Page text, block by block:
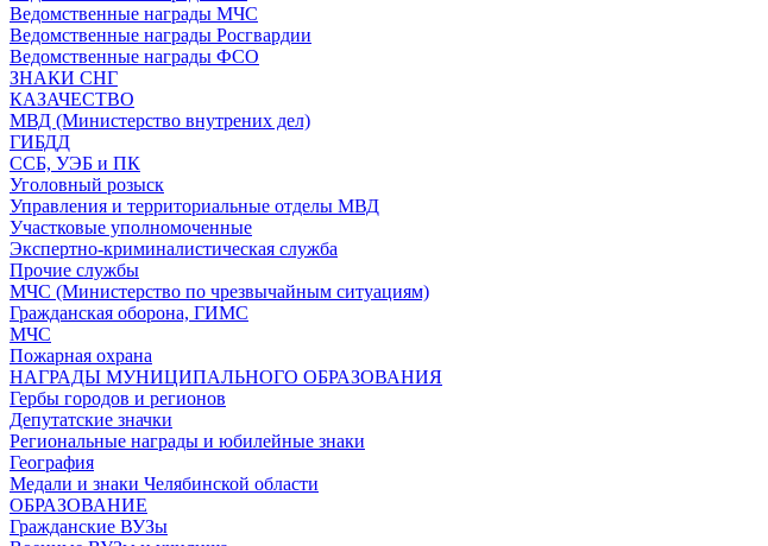
Ведомственные награды МЧС
Ведомственные награды Росгвардии
Ведомственные награды ФСО
ЗНАКИ СНГ
КАЗАЧЕСТВО
МВД (Министерство внутрених дел)
ГИБДД
ССБ, УЭБ и ПК
Уголовный розыск
Управления и территориальные отделы МВД
Участковые уполномоченные
Экспертно-криминалистическая служба
Прочие службы
МЧС (Министерство по чрезвычайным ситуациям)
Гражданская оборона, ГИМС
МЧС
Пожарная охрана
НАГРАДЫ МУНИЦИПАЛЬНОГО ОБРАЗОВАНИЯ
Гербы городов и регионов
Депутатские значки
Региональные награды и юбилейные знаки
География
Медали и знаки Челябинской области
ОБРАЗОВАНИЕ
Гражданские ВУЗы